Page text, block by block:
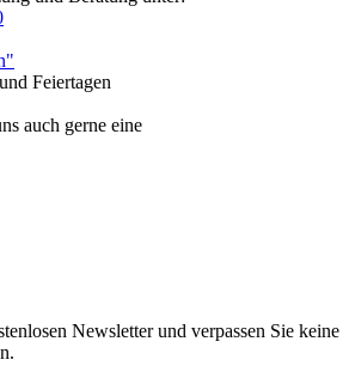
Feiertagen
auch gerne eine
Newsletter und verpassen Sie keine